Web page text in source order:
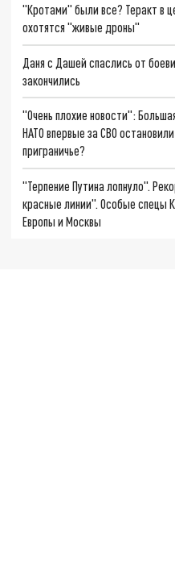
"Кротами" были все? Теракт в
охотятся "живые дроны"
Даня с Дашей спаслись от
закончились
"Очень плохие новости":
НАТО впервые за СВО
приграничье?
"Терпение Путина лопнуло".
красные линии". Особые спецы
Европы и Москвы